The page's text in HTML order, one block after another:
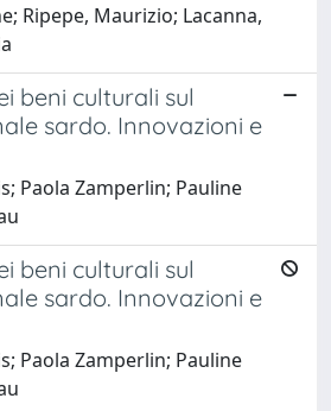
Ripepe, Maurizio; Lacanna,
beni culturali sul
sardo. Innovazioni e
Paola Zamperlin; Pauline
beni culturali sul
sardo. Innovazioni e
Paola Zamperlin; Pauline